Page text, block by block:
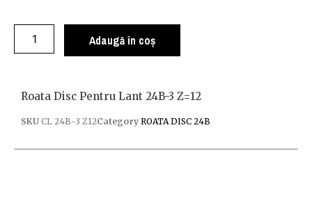
Adaugă în coș
Roata Disc Pentru Lant 24B-3 Z=12
SKU CL 24B-3 Z12Category ROATA DISC 24B